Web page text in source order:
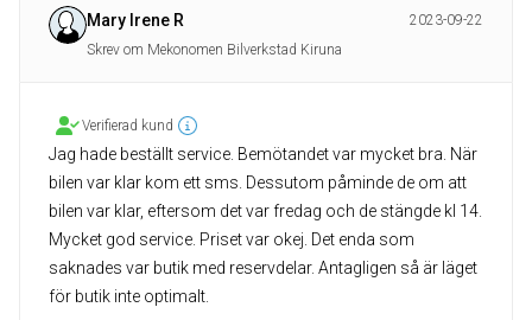
Mary Irene R
2023-09-22
Skrev om Mekonomen Bilverkstad Kiruna
Verifierad kund
Jag hade beställt service. Bemötandet var mycket bra. När
bilen var klar kom ett sms. Dessutom påminde de om att
bilen var klar, eftersom det var fredag och de stängde kl 14.
Mycket god service. Priset var okej. Det enda som
saknades var butik med reservdelar. Antagligen så är läget
för butik inte optimalt.